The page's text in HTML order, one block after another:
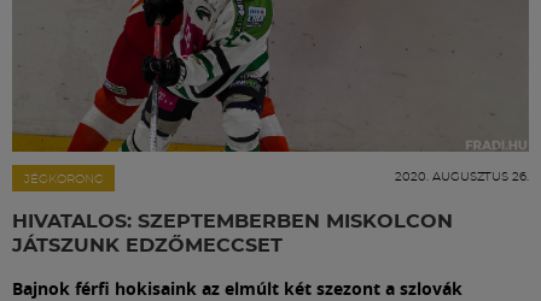
JÉGKORONG 2020. AUGUSZTUS 26.
HIVATALOS: SZEPTEMBERBEN MISKOLCON
JÁTSZUNK EDZŐMECCSET
Bajnok férfi hokisaink az elmúlt két szezont a szlovák
FM YouTube +
Labdarúgás